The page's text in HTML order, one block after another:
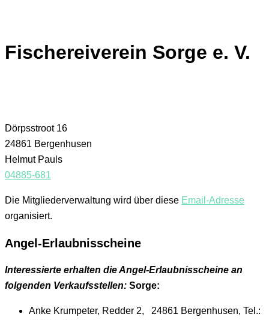
Fischereiverein Sorge e. V.
Dörpsstroot 16
24861 Bergenhusen
Helmut Pauls
04885-681
Die Mitgliederverwaltung wird über diese Email-Adresse
organisiert.
Angel-Erlaubnisscheine
Interessierte erhalten die Angel-Erlaubnisscheine an
folgenden Verkaufsstellen: Sorge:
Anke Krumpeter, Redder 2, 24861 Bergenhusen, Tel.: